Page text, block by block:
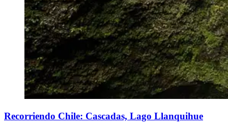
Recorriendo Chile: Cascadas, Lago Llanquihue